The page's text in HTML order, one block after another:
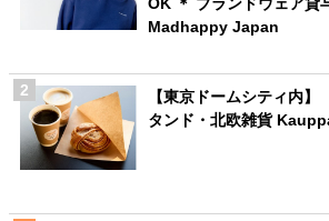
OK ＊ ブランドウェア貸
Madhappy Japan
【東京ドームシティ内
タンド・北欧雑貨